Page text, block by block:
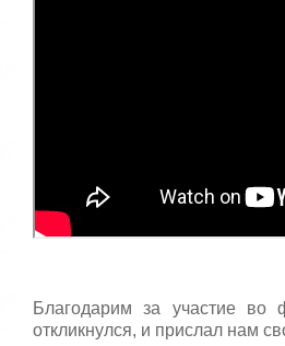
Благодарим за участие во
откликнулся, и прислал нам